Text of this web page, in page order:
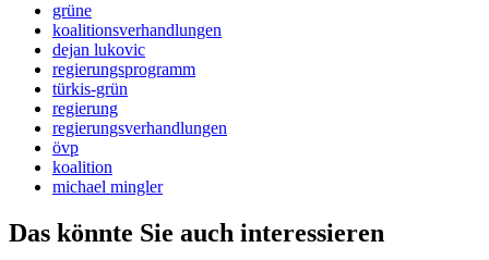
grüne
koalitionsverhandlungen
dejan lukovic
regierungsprogramm
türkis-grün
regierung
regierungsverhandlungen
övp
koalition
michael mingler
Das könnte Sie auch interessieren